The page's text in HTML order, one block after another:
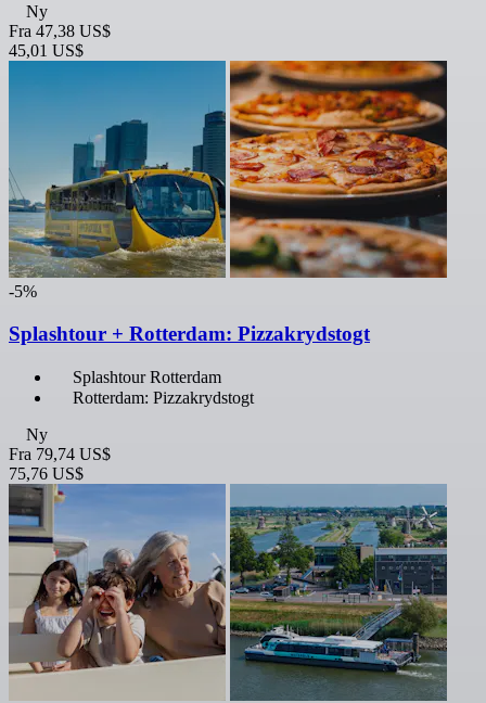
Ny
Fra 47,38 US$
45,01 US$
-5%
Splashtour + Rotterdam: Pizzakrydstogt
Splashtour Rotterdam
Rotterdam: Pizzakrydstogt
Ny
Fra 79,74 US$
75,76 US$